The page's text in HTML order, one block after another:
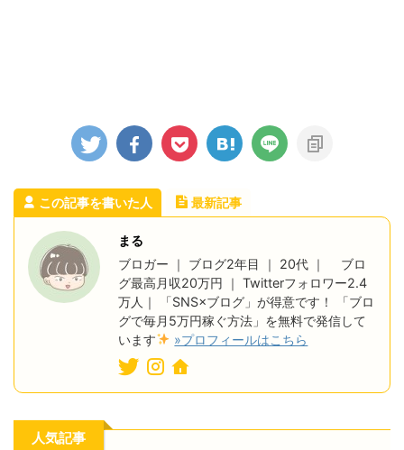
この記事を書いた人 最新記事
まる
ブロガー ｜ ブログ2年目 ｜ 20代 ｜ ブロ
グ最高月収20万円 ｜ Twitterフォロワー2.4
万人｜ 「SNS×ブログ」が得意です！ 「ブロ
グで毎月5万円稼ぐ方法」を無料で発信して
います
»プロフィールはこちら
人気記事